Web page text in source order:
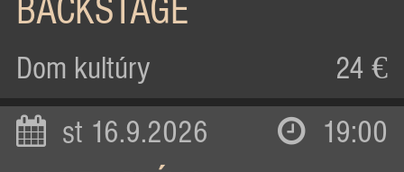
BACKSTAGE
Dom kultúry 24 €
st 16.9.2026 19:00